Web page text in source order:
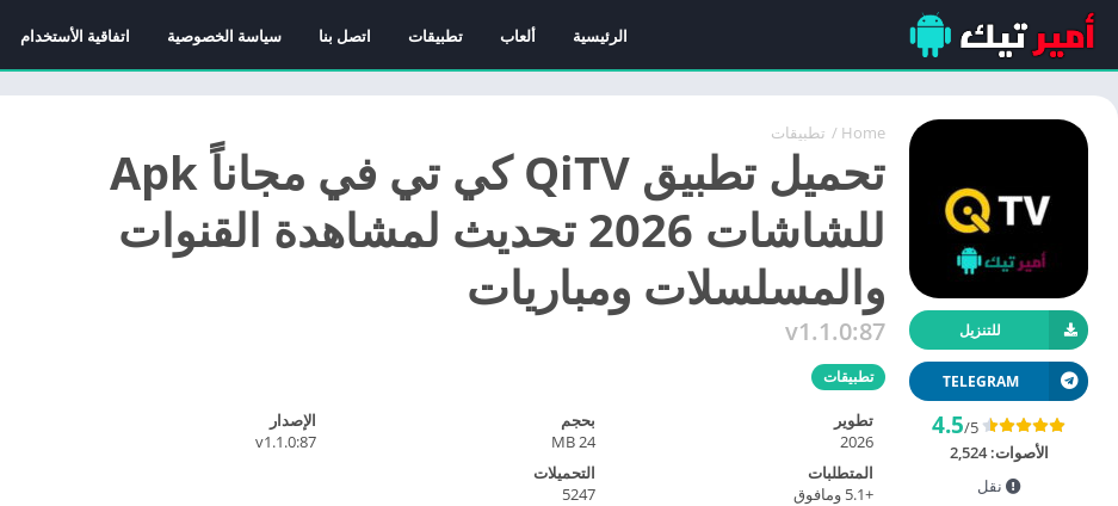
الرئيسية ألعاب تطبيقات اتصل بنا سياسة الخصوصية اتفاقية الأستخدام
Home
/ تطبيقات
تحميل تطبيق QiTV كي تي في مجاناً Apk
للشاشات 2026 تحديث لمشاهدة القنوات
والمسلسلات ومباريات
v1.1.0:87
تطبيقات
للتنزيل
TELEGRAM
4.5/5
الأصوات:2,524
نقل
تطوير
2026
بحجم
24 MB
الإصدار
v1.1.0:87
المتطلبات
+5.1 ومافوق
التحميلات
5247